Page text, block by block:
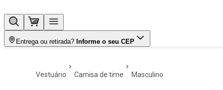
Entrega ou retirada? Informe o seu CEP
vestuário camisa de time masculino